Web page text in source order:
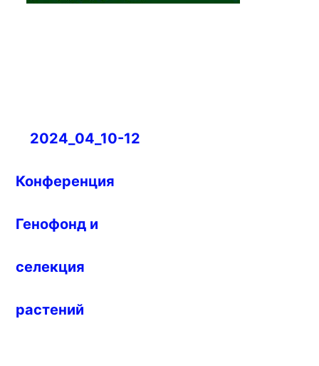
Навигация
записям
2024_04_10-12
Конференция
Генофонд и
селекция
растений